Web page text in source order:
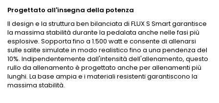
Progettato all'insegna della potenza
Il design e la struttura ben bilanciata di FLUX S Smart garantisce
la massima stabilità durante la pedalata anche nelle fasi più
esplosive. Sopporta fino a 1.500 watt e consente di allenarsi
sulle salite simulate in modo realistico fino a una pendenza del
10%. Indipendentemente dall'intensità dell'allenamento, questo
rullo da allenamento è progettato anche per allenamenti più
lunghi. La base ampia e i materiali resistenti garantiscono la
massima stabilità.